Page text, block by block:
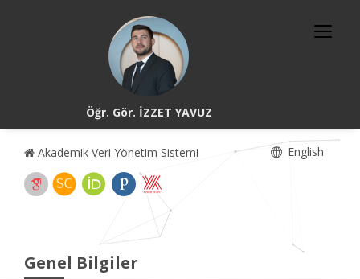
Öğr. Gör. İZZET YAVUZ
Akademik Veri Yönetim Sistemi English
Genel Bilgiler